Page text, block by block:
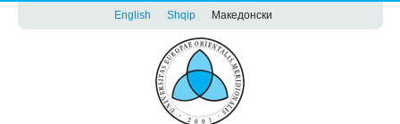
English Shqip Македонски